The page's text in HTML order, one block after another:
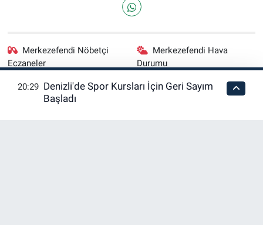
Merkezefendi Nöbetçi
Eczaneler
Merkezefendi Hava
Durumu
Merkezefendi Trafik
Yoğunluk Haritası
Puan Durumu ve Fikstür
20:29 Denizli'de Spor Kursları İçin Geri Sayım
Başladı